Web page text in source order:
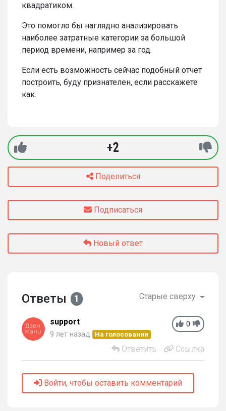
квадратиком.
Это помогло бы наглядно анализировать
наиболее затратные категории за большой
период времени, например за год.
Если есть возможность сейчас подобный отчет
построить, буду признателен, если расскажете
как.
+2
Поделиться
Подписаться
Новый ответ
Ответы 1 Старые сверху
0
support
9 лет назад На голосовании
Ответить Ссылка
Войти, чтобы оставить комментарий